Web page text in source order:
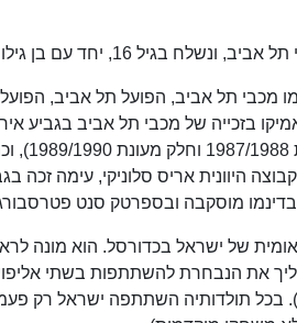
גילו פיני גרשון לקורס מאמני כדורסל.
מכבי תל אביב, הפועל תל אביב, הפועל
בדינמו מוסקבה ובספרטק סנט
שנמשכה 3 שנים, הוליך את הנבחרת להשתתפות